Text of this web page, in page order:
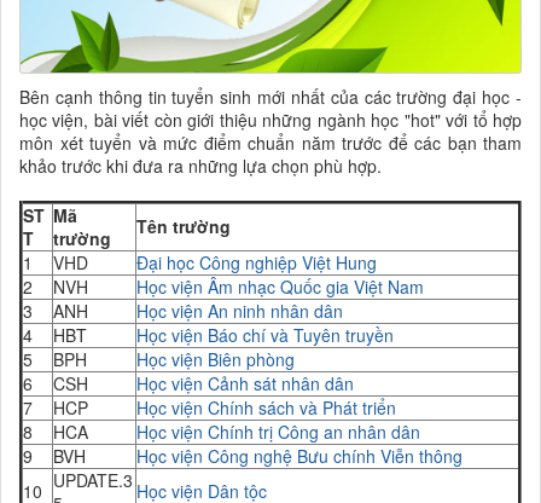
Bên cạnh thông tin tuyển sinh mới nhất của các trường đại học -
học viện, bài viết còn giới thiệu những ngành học "hot" với tổ hợp
môn xét tuyển và mức điểm chuẩn năm trước để các bạn tham
khảo trước khi đưa ra những lựa chọn phù hợp.
ST
T
Mã
trường
Tên trường
1
VHD
Đại học Công nghiệp Việt Hung
2
NVH
Học viện Âm nhạc Quốc gia Việt Nam
3
ANH
Học viện An ninh nhân dân
4
HBT
Học viện Báo chí và Tuyên truyền
5
BPH
Học viện Biên phòng
6
CSH
Học viện Cảnh sát nhân dân
7
HCP
Học viện Chính sách và Phát triển
8
HCA
Học viện Chính trị Công an nhân dân
9
BVH
Học viện Công nghệ Bưu chính Viễn thông
10 UPDATE.3 Học viện Dân tộc